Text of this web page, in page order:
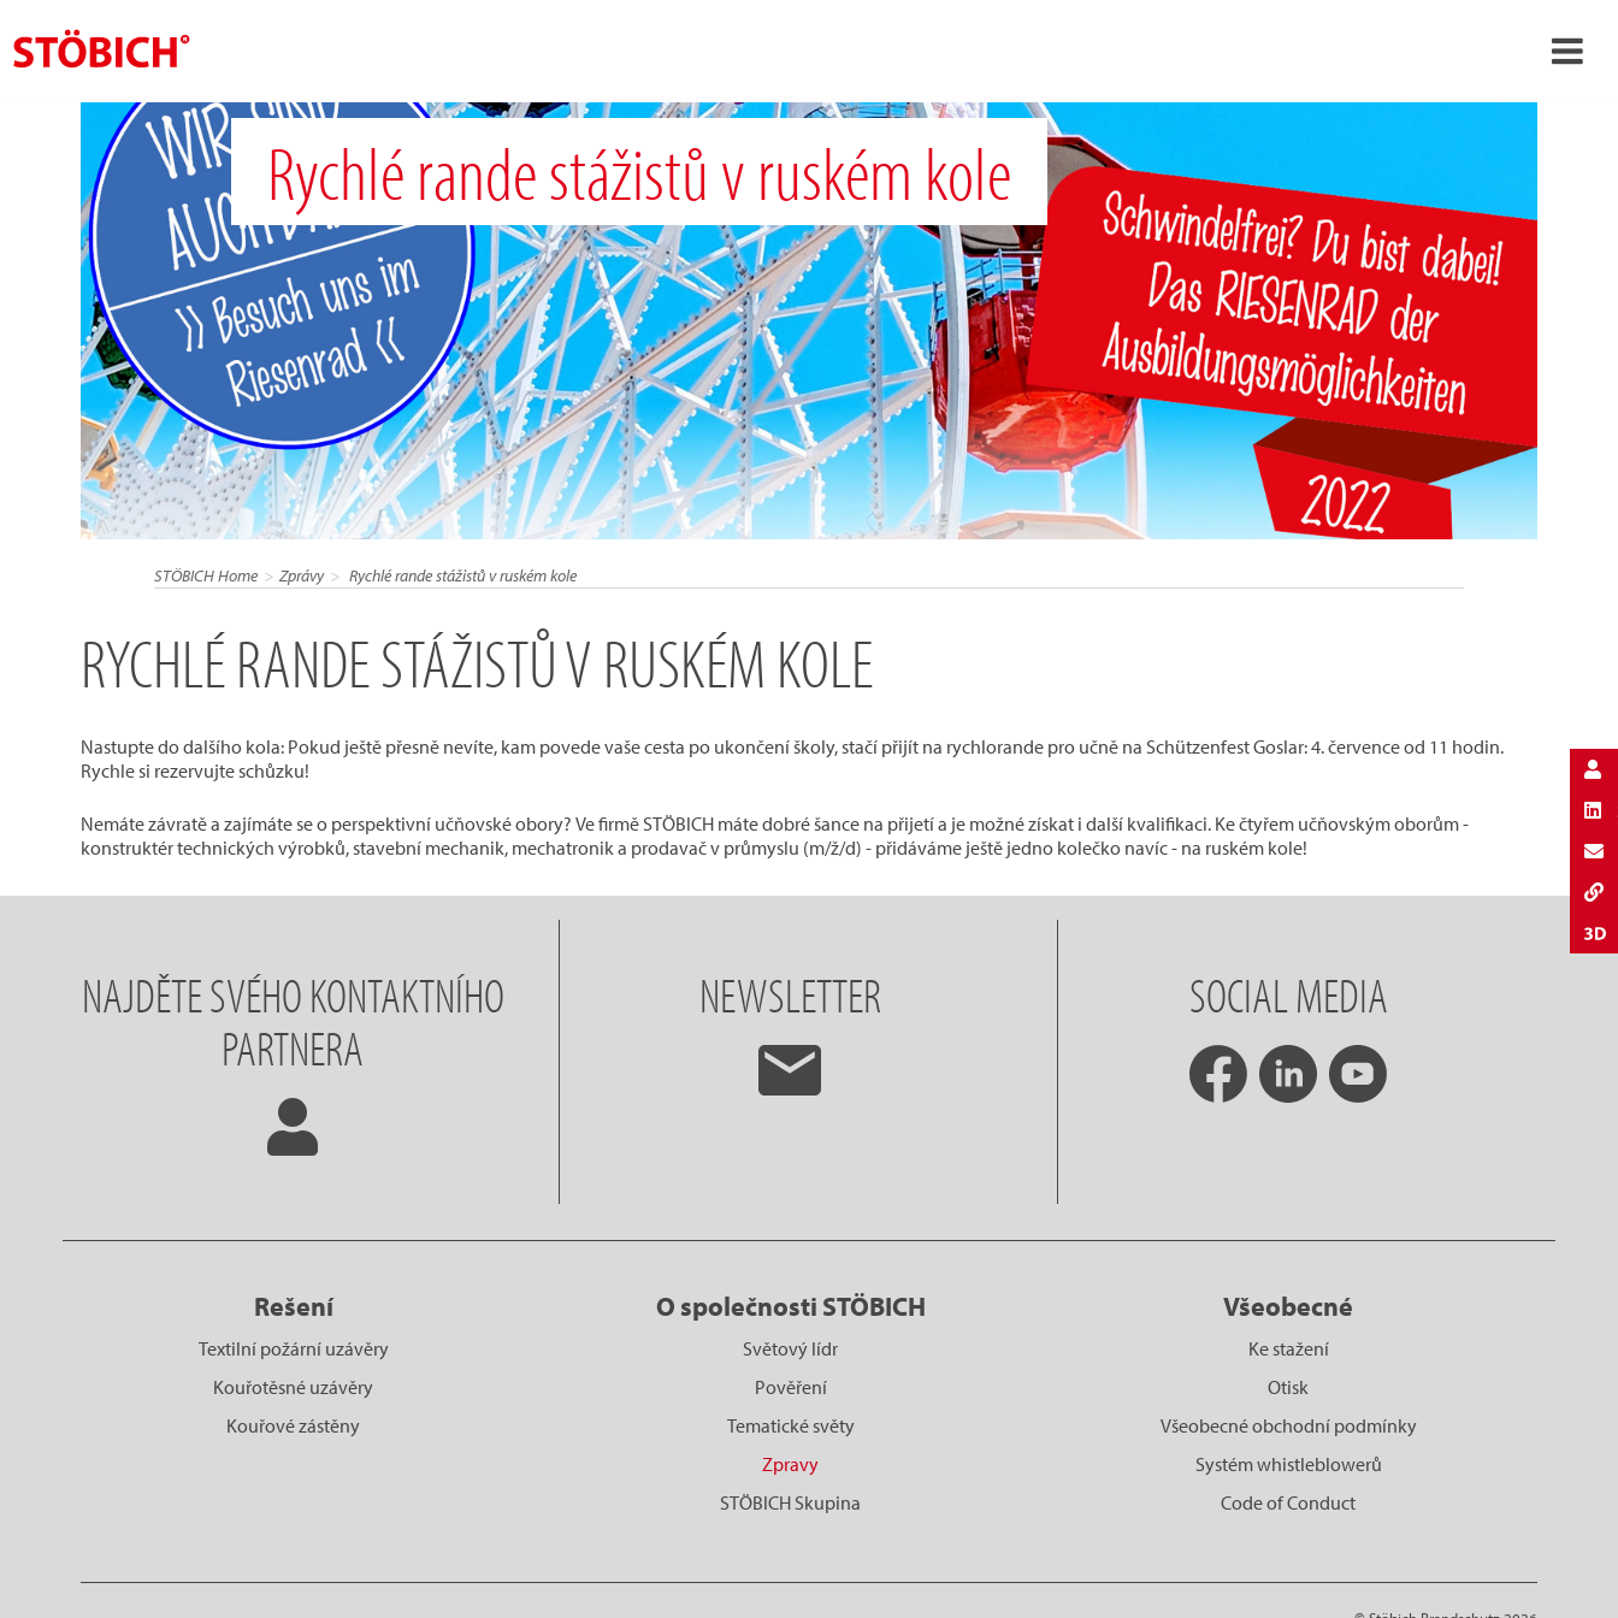
O nás
›
Rešení
Pověření
Tematické světy
Zprávy
Kontakt
Rychlé rande stážistů v ruském kole
STÖBICH Home Zprávy Rychlé rande stážistů v ruském kole
RYCHLÉ RANDE STÁŽISTŮ V RUSKÉM KOLE
Nastupte do dalšího kola: Pokud ještě přesně nevíte, kam povede vaše cesta po ukončení školy, stačí přijít na rychlorande pro učně na Schützenfest Goslar: 4. července od 11 hodin.
Rychle si rezervujte schůzku!
Nemáte závratě a zajímáte se o perspektivní učňovské obory? Ve firmě STÖBICH máte dobré šance na přijetí a je možné získat i další kvalifikaci. Ke čtyřem učňovským oborům -
konstruktér technických výrobků, stavební mechanik, mechatronik a prodavač v průmyslu (m/ž/d) - přidáváme ještě jedno kolečko navíc - na ruském kole!
NAJDĚTE SVÉHO KONTAKTNÍHO
PARTNERA
NEWSLETTER SOCIAL MEDIA
Rešení
Textilní požární uzávěry
Kouřotěsné uzávěry
Kouřové zástěny
O společnosti STÖBICH
Světový lídr
Pověření
Tematické světy
Zpravy
STÖBICH Skupina
Všeobecné
Ke stažení
Otisk
Všeobecné obchodní podmínky
Systém whistleblowerů
Code of Conduct